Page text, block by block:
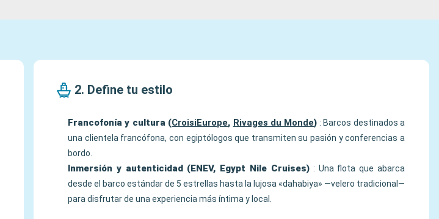
2. Define tu estilo
Francofonía y cultura (CroisiEurope, Rivages du Monde) : Barcos destinados a
una clientela francófona, con egiptólogos que transmiten su pasión y conferencias a
bordo.
Inmersión y autenticidad (ENEV, Egypt Nile Cruises): Una flota que abarca
desde el barco estándar de 5 estrellas hasta la lujosa «dahabiya» —velero tradicional—
para disfrutar de una experiencia más íntima y local.